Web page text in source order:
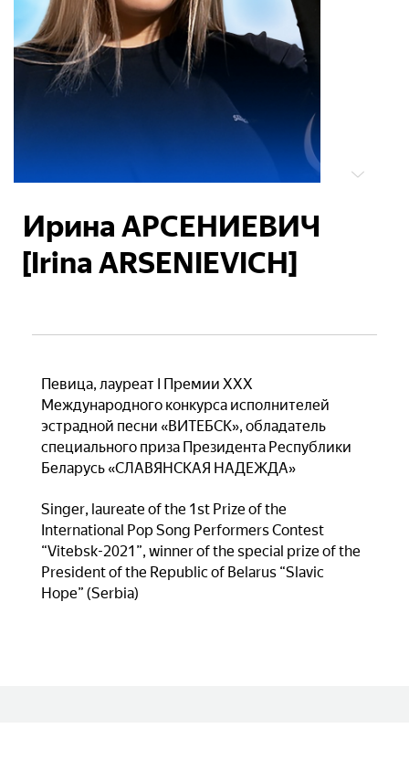
Ирина АРСЕНИЕВИЧ
[Irina ARSENIEVICH]
Певица, лауреат I Премии XXX
Международного конкурса исполнителей
эстрадной песни «ВИТЕБСК», обладатель
специального приза Президента Республики
Беларусь «СЛАВЯНСКАЯ НАДЕЖДА»
Singer, laureate of the 1st Prize of the
International Pop Song Performers Contest
“Vitebsk-2021”, winner of the special prize of the
President of the Republic of Belarus “Slavic
Hope” (Serbia)